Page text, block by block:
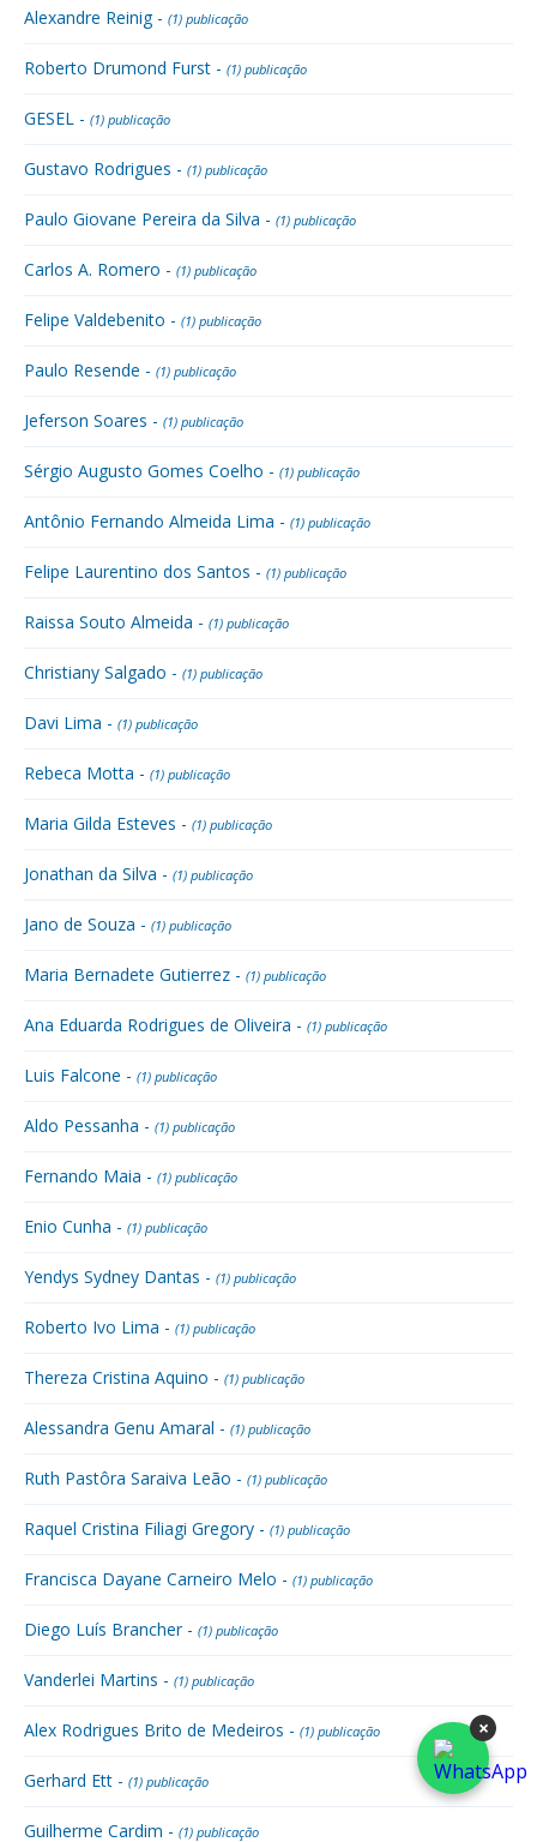
Alexandre Reinig - (1) publicação
Roberto Drumond Furst - (1) publicação
GESEL - (1) publicação
Gustavo Rodrigues - (1) publicação
Paulo Giovane Pereira da Silva - (1) publicação
Carlos A. Romero - (1) publicação
Felipe Valdebenito - (1) publicação
Paulo Resende - (1) publicação
Jeferson Soares - (1) publicação
Sérgio Augusto Gomes Coelho - (1) publicação
Antônio Fernando Almeida Lima - (1) publicação
Felipe Laurentino dos Santos - (1) publicação
Raissa Souto Almeida - (1) publicação
Christiany Salgado - (1) publicação
Davi Lima - (1) publicação
Rebeca Motta - (1) publicação
Maria Gilda Esteves - (1) publicação
Jonathan da Silva - (1) publicação
Jano de Souza - (1) publicação
Maria Bernadete Gutierrez - (1) publicação
Ana Eduarda Rodrigues de Oliveira - (1) publicação
Luis Falcone - (1) publicação
Aldo Pessanha - (1) publicação
Fernando Maia - (1) publicação
Enio Cunha - (1) publicação
Yendys Sydney Dantas - (1) publicação
Roberto Ivo Lima - (1) publicação
Thereza Cristina Aquino - (1) publicação
Alessandra Genu Amaral - (1) publicação
Ruth Pastôra Saraiva Leão - (1) publicação
Raquel Cristina Filiagi Gregory - (1) publicação
Francisca Dayane Carneiro Melo - (1) publicação
Diego Luís Brancher - (1) publicação
Vanderlei Martins - (1) publicação
Alex Rodrigues Brito de Medeiros - (1) publicação
Gerhard Ett - (1) publicação
Guilherme Cardim - (1) publicação
×